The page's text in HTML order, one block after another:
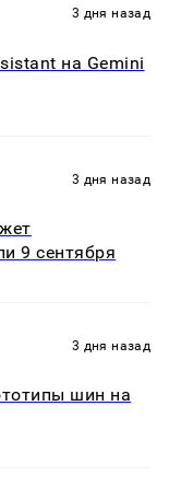
3 дня назад
на Gemini
3 дня назад
9 сентября
3 дня назад
шин на